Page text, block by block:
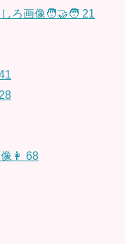
ろ画像🧑‍🤝‍🧑 21
👩 68